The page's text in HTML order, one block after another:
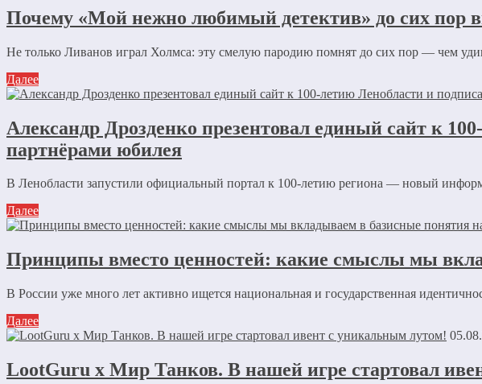
Почему «Мой нежно любимый детектив» до сих пор
Не только Ливанов играл Холмса: эту смелую пародию помнят до сих пор — чем
Далее
Александр Дрозденко презентовал единый сайт к
партнёрами юбилея
В Ленобласти запустили официальный портал к 100-летию региона — новый
Далее
Принципы вместо ценностей: какие смыслы мы
В России уже много лет активно ищется национальная и государственная
Далее
LootGuru x Мир Танков. В нашей игре стартовал